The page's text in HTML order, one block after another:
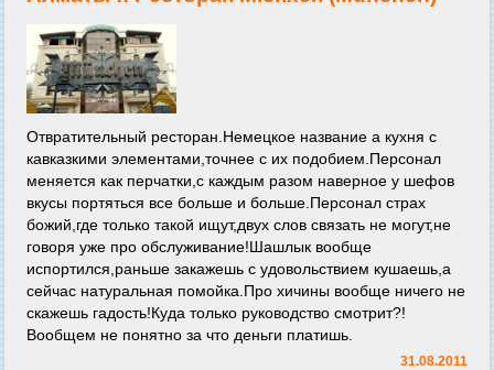
Отвратительный ресторан.Немецкое название а кухня с
кавказкими элементами,точнее с их подобием.Персонал
меняется как перчатки,с каждым разом наверное у шефов
вкусы портяться все больше и больше.Персонал страх
божий,где только такой ищут,двух слов связать не могут,не
говоря уже про обслуживание!Шашлык вообще
испортился,раньше закажешь с удовольствием кушаешь,а
сейчас натуральная помойка.Про хичины вообще ничего не
скажешь гадость!Куда только руководство смотрит?!
Вообщем не понятно за что деньги платишь.
31.08.2011